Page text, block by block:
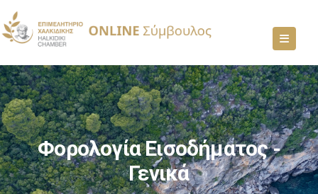
Φορολογία Εισοδήματος -
Γενικά